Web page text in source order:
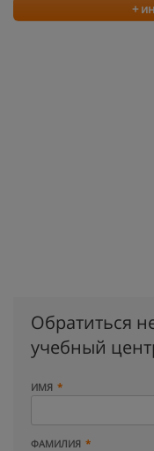
+
Обратиться
учебный
ИМЯ
ФАМИЛИЯ